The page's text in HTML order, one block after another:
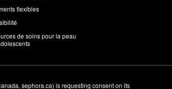
flexibles
de soins pour la peau
sephora.ca) is requesting consent on its